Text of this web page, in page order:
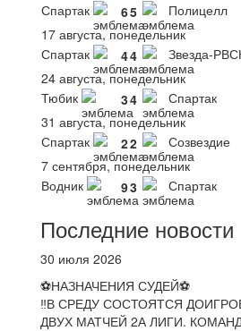
Спартак
65 Полицелл
17 августа, понедельник
Спартак
44 Звезда-
24 августа, понедельник
Тюбик
34 Спартак
31 августа, понедельник
Спартак
22 Созвездие
7 сентября, понедельник
Водник
93 Спартак
Последние новости
30 июля 2026
⚽НАЗНАЧЕНИЯ СУДЕЙ⚽
‼В СРЕДУ СОСТОЯТСЯ
ДВУХ МАТЧЕЙ 2А ЛИГИ.